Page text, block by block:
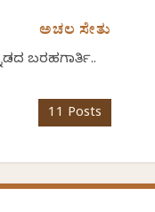
ಅಚಲ ಸೇತು
ಬರಹಗಾರ್ತಿ..
11 Posts